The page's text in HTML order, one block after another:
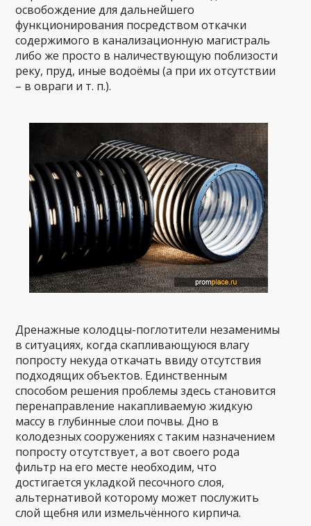
освобождение для дальнейшего
функционирования посредством откачки
содержимого в канализационную магистраль
либо же просто в наличествующую поблизости
реку, пруд, иные водоёмы (а при их отсутствии
– в овраги и т. п.).
Дренажные колодцы-поглотители незаменимы
в ситуациях, когда скапливающуюся влагу
попросту некуда откачать ввиду отсутствия
подходящих объектов. Единственным
способом решения проблемы здесь становится
перенаправление накапливаемую жидкую
массу в глубинные слои почвы. Дно в
колодезных сооружениях с таким назначением
попросту отсутствует, а вот своего рода
фильтр на его месте необходим, что
достигается укладкой песочного слоя,
альтернативой которому может послужить
слой щебня или измельчённого кирпича.